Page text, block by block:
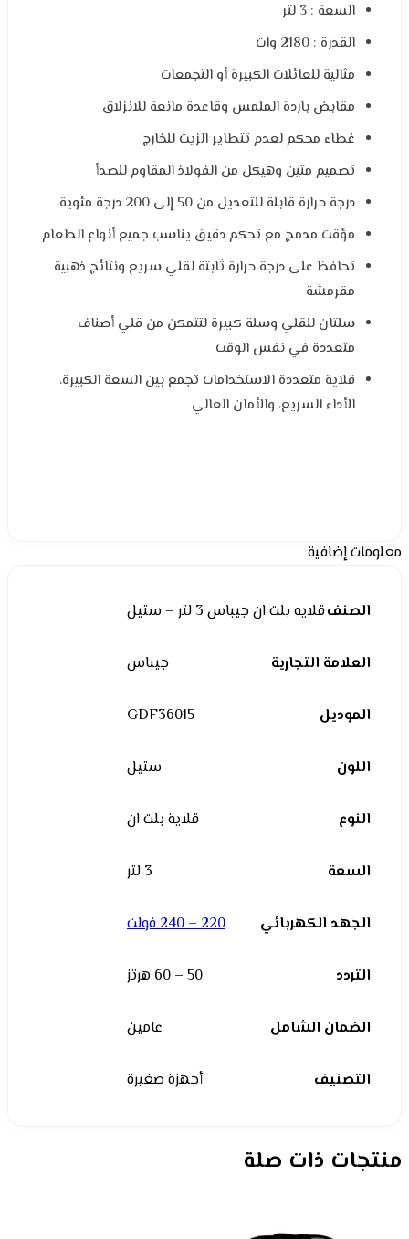
السعة : 3 لتر
القدرة : 2180 وات
مثالية للعائلات الكبيرة أو التجمعات
مقابض باردة الملمس وقاعدة مانعة للانزلاق
غطاء محكم لعدم تتطاير الزيت للخارج
تصميم متين وهيكل من الفولاذ المقاوم للصدأ
درجة حرارة قابلة للتعديل من 50 إلى 200 درجة مئوية
مؤقت مدمج مع تحكم دقيق يناسب جميع أنواع الطعام
تحافظ على درجة حرارة ثابتة لقلي سريع ونتائج ذهبية
مقرمشة
سلتان للقلي وسلة كبيرة لتتمكن من قلي أصناف
متعددة في نفس الوقت
قلاية متعددة الاستخدامات تجمع بين السعة الكبيرة،
الأداء السريع، والأمان العالي
معلومات إضافية
الصنفقلايه بلت ان جيباس 3 لتر – ستيل
العلامة التجارية جيباس
الموديل GDF36015
اللون ستيل
النوع قلاية بلت ان
السعة 3 لتر
الجهد الكهربائي 220 – 240 فولت
التردد 50 – 60 هرتز
الضمان الشامل عامين
التصنيف أجهزة صغيرة
منتجات ذات صلة